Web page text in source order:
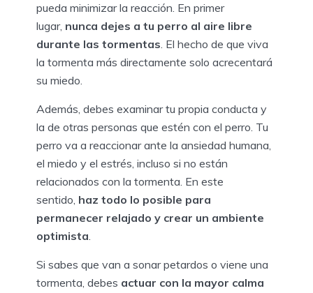
pueda minimizar la reacción. En primer
lugar, nunca dejes a tu perro al aire libre
durante las tormentas. El hecho de que viva
la tormenta más directamente solo acrecentará
su miedo.
Además, debes examinar tu propia conducta y
la de otras personas que estén con el perro. Tu
perro va a reaccionar ante la ansiedad humana,
el miedo y el estrés, incluso si no están
relacionados con la tormenta. En este
sentido, haz todo lo posible para
permanecer relajado y crear un ambiente
optimista.
Si sabes que van a sonar petardos o viene una
tormenta, debes actuar con la mayor calma